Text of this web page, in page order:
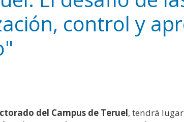
control y
del Campus de Teruel, tendrá